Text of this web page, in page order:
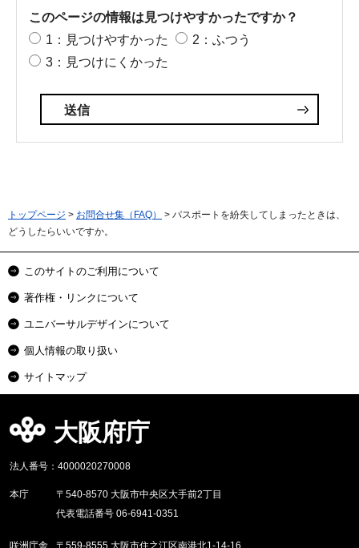
このページの情報は見つけやすかったですか？
1：見つけやすかった
2：ふつう
3：見つけにくかった
トップページ > お問合せ集（FAQ）
> パスポートを紛失してしまったときは、
どうしたらいいですか。
このサイトのご利用について
著作権・リンクについて
ユニバーサルデザインについて
個人情報の取り扱い
サイトマップ
大阪府庁
法人番号：4000020270008
本庁
〒540-8570 大阪市中央区大手前2丁目
代表電話番号 06-6941-0351
咲洲庁舎 〒559-8555 大阪市住之江区南港北1-14-16